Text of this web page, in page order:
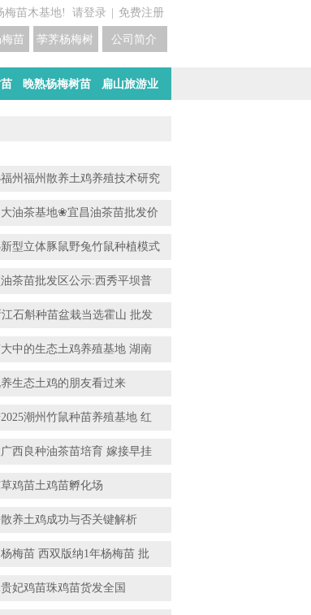
梅苗木基地! 请登录 免费注册
公司简介
荸荠杨梅树苗培育
苗价格
晚熟杨梅树苗 扁山旅游业
福州福州散养土鸡养殖技术研究
油茶基地❀宜昌油茶苗批发价
新型立体豚鼠野兔竹鼠种植模式
茶苗批发区公示:西秀平坝普
石斛种苗盆栽当选霍山 批发
中的生态土鸡养殖基地 湖南
养生态土鸡的朋友看过来
潮州竹鼠种苗养殖基地 红
西良种油茶苗培育 嫁接早挂
鸡苗土鸡苗孵化场
养土鸡成功与否关键解析
梅苗 西双版纳1年杨梅苗 批
妃鸡苗珠鸡苗货发全国